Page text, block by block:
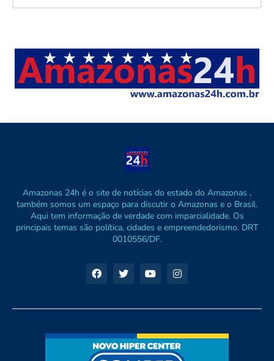
Amazonas 24h é o site de notícias do estado do Amazonas ,
também somos um espaço para discutir o Amazonas e o Brasil.
Aqui tem informação de verdade com imparcialidade. Os
principais temas são política, cidades e empreendedorismo. DRT
0010556/DF.